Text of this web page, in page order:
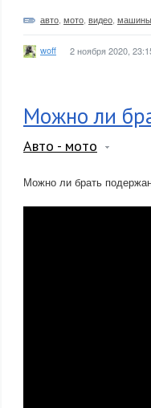
авто мото видео машины
woff 2 ноября 2020,
Можно ли
Авто - мото
Можно ли брать